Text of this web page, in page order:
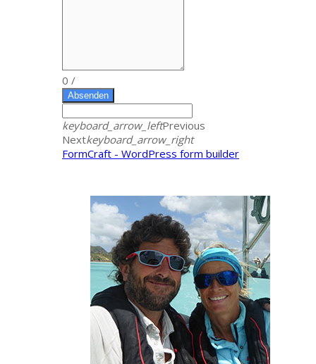
0 /
Absenden
keyboard_arrow_leftPrevious
Nextkeyboard_arrow_right
FormCraft - WordPress form builder